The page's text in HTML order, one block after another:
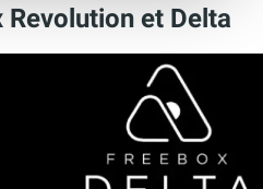
et Delta